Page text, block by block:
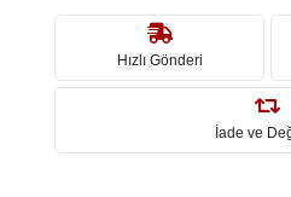
Hızlı Gönderi
İade ve